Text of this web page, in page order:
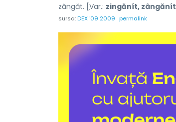
zăngăt. [ Var.: zingănít, zângănít
sursa:DEX '09 2009 permalink